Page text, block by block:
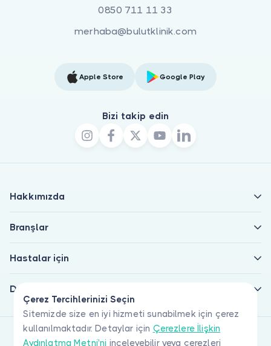
Çerez Tercihlerinizi Seçin
Sitemizde size en iyi hizmeti sunabilmek için çerez
kullanılmaktadır. Detaylar için Çerezlere İlişkin
Aydınlatma Metni'ni inceleyebilir veya çerezleri
0850 711 11 33
merhaba@bulutklinik.com
Apple Store Google Play
Bizi takip edin
Hakkımızda
Branşlar
Hastalar için
Doktorlar için